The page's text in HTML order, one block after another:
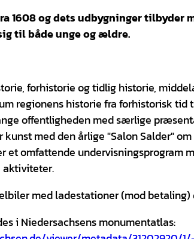
1608 og dets udbygninger tilbyder
til både unge og ældre.
forhistorie og tidlig historie,
regionens historie fra forhistorisk
offentligheden med særlige
med den årlige "Salon Salder"
et omfattende undervisningsprogram
aktiviteter.
med ladestationer (mod
i Niedersachsens monumentatlas: